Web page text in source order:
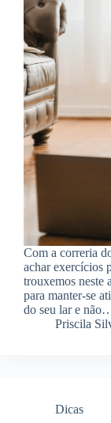
Com a correria
achar exercícios
trouxemos neste
para manter-se
do seu lar e
Priscila
Dicas